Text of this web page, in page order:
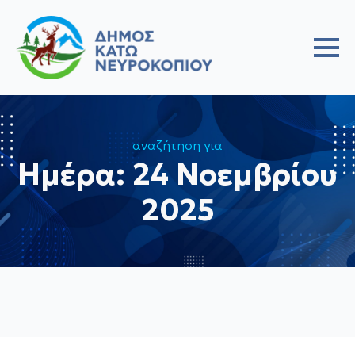
αναζήτηση για
Ημέρα:24 Νοεμβρίου
2025